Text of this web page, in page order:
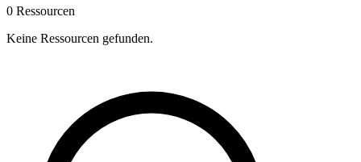
0 Ressourcen
Keine Ressourcen gefunden.